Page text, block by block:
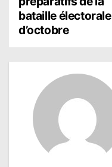
v
g
bataille électorale
d’octobre